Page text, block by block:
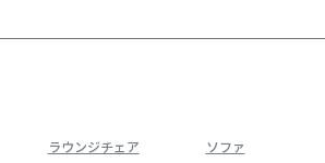
ラウンジチェア ソファ